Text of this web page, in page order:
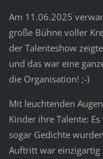
Am 11.06.2025
große Bühne voller
der Talenteshow
und das war eine
die Organisation! ;-)
Mit leuchtenden
Kinder ihre Talente:
sogar Gedichte
Auftritt war einzigartig